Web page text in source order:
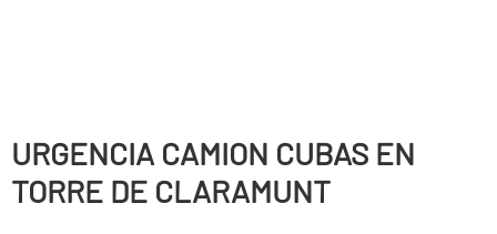
URGENCIA CAMION CUBAS EN
TORRE DE CLARAMUNT